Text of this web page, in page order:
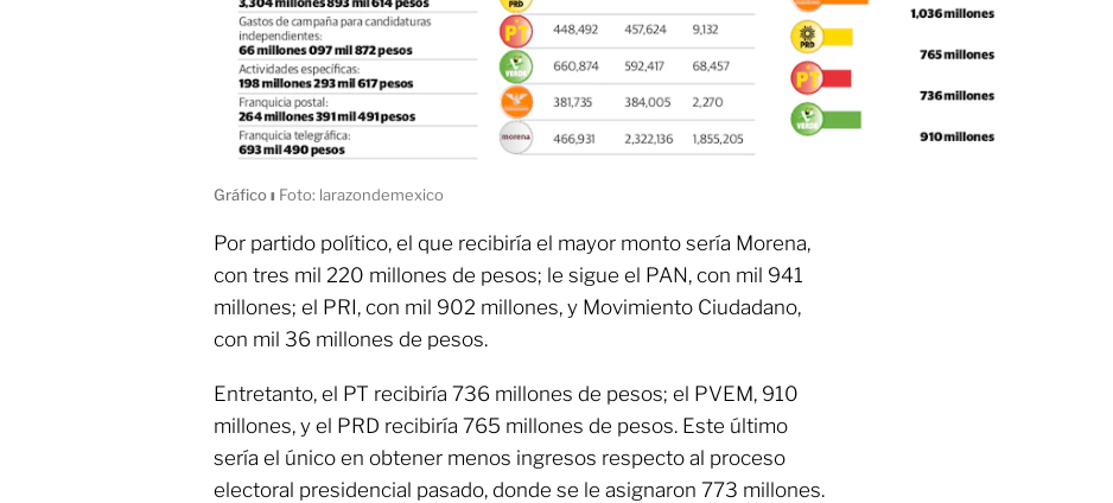
Gráficoı Foto: larazondemexico
Por partido político, el que recibiría el mayor monto sería Morena,
con tres mil 220 millones de pesos; le sigue el PAN, con mil 941
millones; el PRI, con mil 902 millones, y Movimiento Ciudadano,
con mil 36 millones de pesos.
Entretanto, el PT recibiría 736 millones de pesos; el PVEM, 910
millones, y el PRD recibiría 765 millones de pesos. Este último
sería el único en obtener menos ingresos respecto al proceso
electoral presidencial pasado, donde se le asignaron 773 millones.